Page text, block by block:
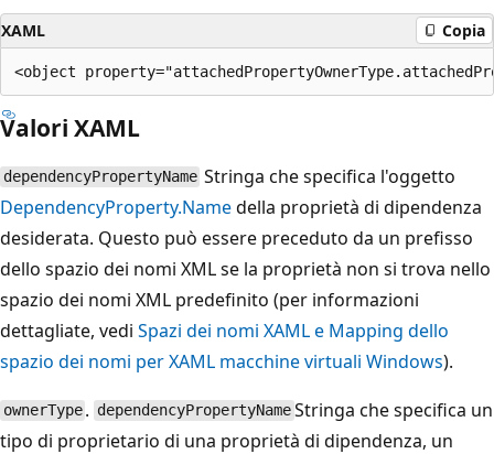
XAML Copia
Valori XAML
dependencyPropertyName Stringa che specifica l'oggetto
DependencyProperty.Namedella proprietà di dipendenza
desiderata. Questo può essere preceduto da un prefisso
dello spazio dei nomi XML se la proprietà non si trova nello
spazio dei nomi XML predefinito (per informazioni
dettagliate, vedi Spazi dei nomi XAML e Mapping dello
spazio dei nomi per XAML macchine virtuali Windows).
ownerType . dependencyPropertyNameStringa che specifica un
tipo di proprietario di una proprietà di dipendenza, un